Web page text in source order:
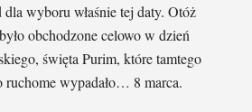
wyboru właśnie tej daty. Otóż
obchodzone celowo w dzień
święta Purim, które tamtego
wypadało… 8 marca.